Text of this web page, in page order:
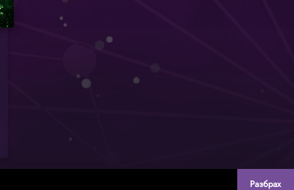
Разбрах
DREAMmedia Creative Studio